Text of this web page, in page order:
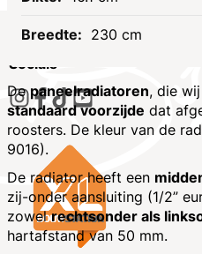
230 cm
Depaneelradiatoren, die
standaard voorzijde dat
roosters. De kleur van de
9016).
De radiator heeft een
zij-onder aansluiting (1/2”
zowelrechtsonder als
hartafstand van 50 mm.
Socials